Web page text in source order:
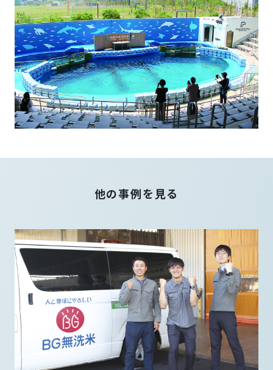
他の事例を見る